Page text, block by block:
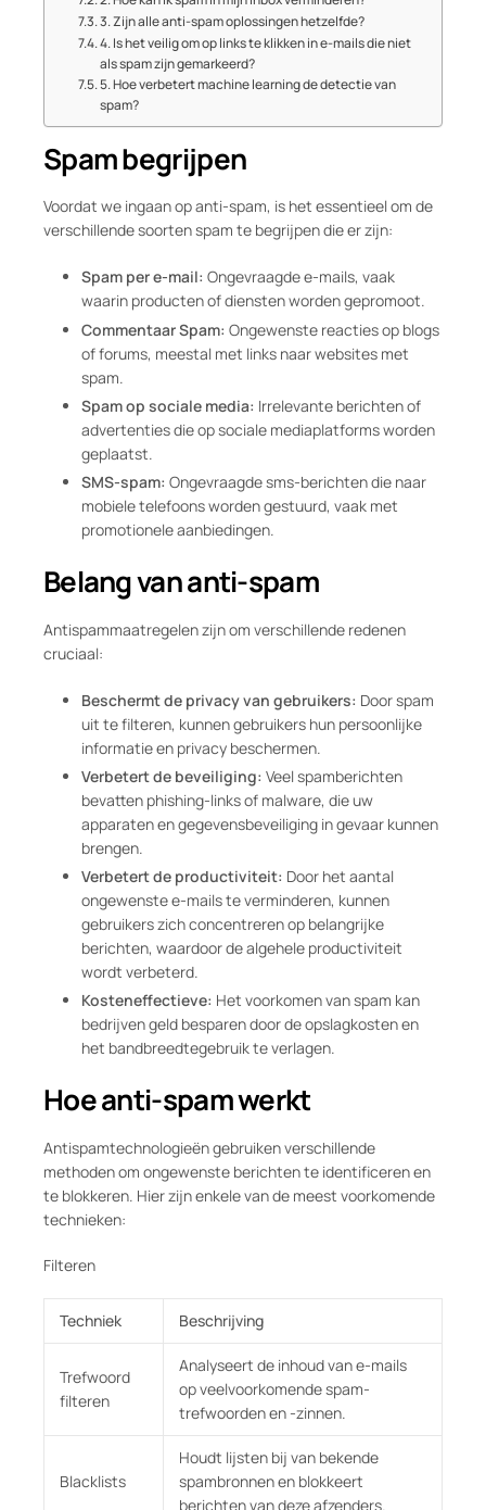
3. Zijn alle anti-spam oplossingen hetzelfde?
4. Is het veilig om op links te klikken in e-mails die niet
als spam zijn gemarkeerd?
5. Hoe verbetert machine learning de detectie van
spam?
Spam begrijpen
Voordat we ingaan op anti-spam, is het essentieel om de
verschillende soorten spam te begrijpen die er zijn:
Spam per e-mail: Ongevraagde e-mails, vaak
waarin producten of diensten worden gepromoot.
Commentaar Spam: Ongewenste reacties op blogs
of forums, meestal met links naar websites met
spam.
Spam op sociale media: Irrelevante berichten of
advertenties die op sociale mediaplatforms worden
geplaatst.
SMS-spam: Ongevraagde sms-berichten die naar
mobiele telefoons worden gestuurd, vaak met
promotionele aanbiedingen.
Belang van anti-spam
Antispammaatregelen zijn om verschillende redenen
cruciaal:
Beschermt de privacy van gebruikers: Door spam
uit te filteren, kunnen gebruikers hun persoonlijke
informatie en privacy beschermen.
Verbetert de beveiliging: Veel spamberichten
bevatten phishing-links of malware, die uw
apparaten en gegevensbeveiliging in gevaar kunnen
brengen.
Verbetert de productiviteit: Door het aantal
ongewenste e-mails te verminderen, kunnen
gebruikers zich concentreren op belangrijke
berichten, waardoor de algehele productiviteit
wordt verbeterd.
Kosteneffectieve: Het voorkomen van spam kan
bedrijven geld besparen door de opslagkosten en
het bandbreedtegebruik te verlagen.
Hoe anti-spam werkt
Antispamtechnologieën gebruiken verschillende
methoden om ongewenste berichten te identificeren en
te blokkeren. Hier zijn enkele van de meest voorkomende
technieken:
Filteren
Techniek Beschrijving
Trefwoord
filteren
Analyseert de inhoud van e-mails
op veelvoorkomende spam-
trefwoorden en -zinnen.
Blacklists
Houdt lijsten bij van bekende
spambronnen en blokkeert
berichten van deze afzenders.